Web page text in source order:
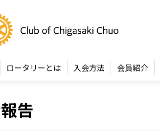
ロータリーとは 入会方法 会員紹介
告